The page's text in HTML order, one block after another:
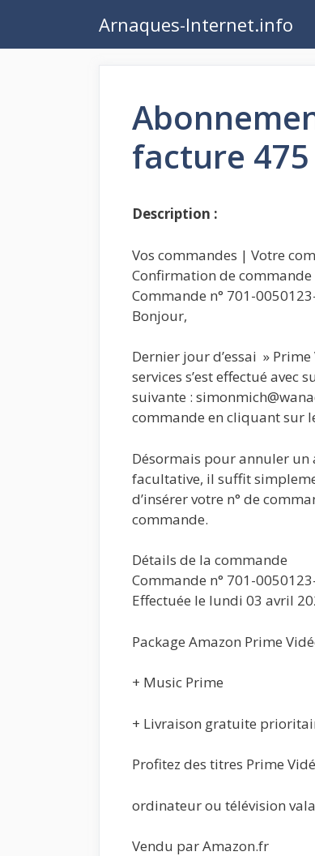
contenu
Arnaques-Internet.info
facture
Description :
Vos commandes | Votre
Confirmation de commande
Commande n° 701-
Bonjour,
Dernier jour d’essai »
services s’est effectué avec
suivante :
commande en cliquant sur
Désormais pour annuler un
facultative, il suffit
d’insérer votre n° de
commande.
Détails de la commande
Commande n° 701-
Effectuée le lundi 03 avril
Package Amazon Prime
+ Music Prime
+ Livraison gratuite
Profitez des titres Prime
ordinateur ou télévision
Vendu par Amazon.fr